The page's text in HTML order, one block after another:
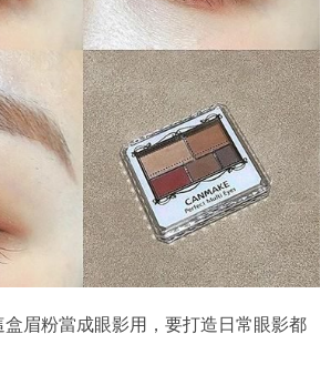
眉粉當成眼影用，要打造日常眼影都